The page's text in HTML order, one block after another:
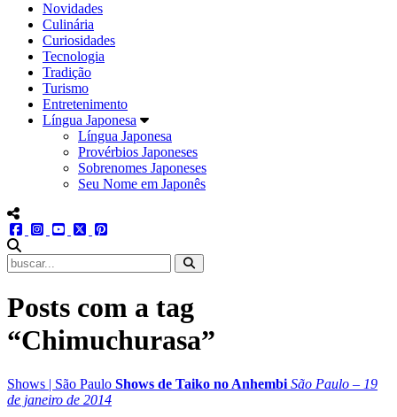
Novidades
Culinária
Curiosidades
Tecnologia
Tradição
Turismo
Entretenimento
Língua Japonesa
Língua Japonesa
Provérbios Japoneses
Sobrenomes Japoneses
Seu Nome em Japonês
menu redes social
facebookinstagram
youtube
twitter
Posts com a tag
“Chimuchurasa”
Shows | São Paulo Shows de Taiko no Anhembi São Paulo – 19
de janeiro de 2014